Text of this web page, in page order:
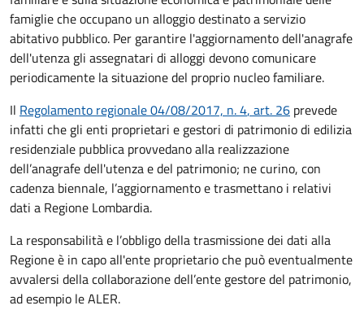
famiglie che occupano un alloggio destinato a servizio
abitativo pubblico. Per garantire l'aggiornamento dell'anagrafe
dell'utenza gli assegnatari di alloggi devono comunicare
periodicamente la situazione del proprio nucleo familiare.
Il Regolamento regionale 04/08/2017, n. 4, art. 26 prevede
infatti che gli enti proprietari e gestori di patrimonio di edilizia
residenziale pubblica provvedano alla realizzazione
dell’anagrafe dell'utenza e del patrimonio; ne curino, con
cadenza biennale, l’aggiornamento e trasmettano i relativi
dati a Regione Lombardia.
La responsabilità e l’obbligo della trasmissione dei dati alla
Regione è in capo all'ente proprietario che può eventualmente
avvalersi della collaborazione dell’ente gestore del patrimonio,
ad esempio le ALER.